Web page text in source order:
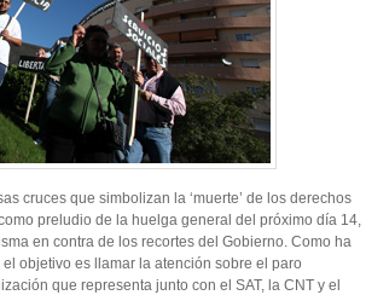
cruces que simbolizan la ‘muerte’ de los derechos
preludio de la huelga general del próximo día 14,
en contra de los recortes del Gobierno. Como ha
objetivo es llamar la atención sobre el paro
que representa junto con el SAT, la CNT y el